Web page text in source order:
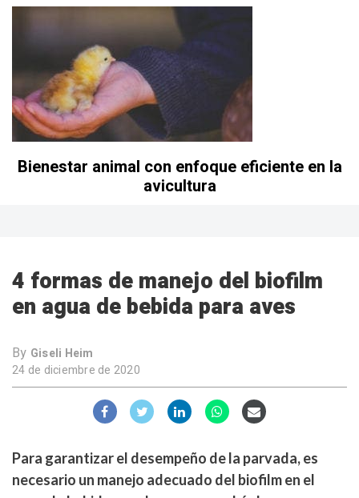
Bienestar animal con enfoque eficiente en la
avicultura
4 formas de manejo del biofilm
en agua de bebida para aves
By Giseli Heim
24 de diciembre de 2020
Para garantizar el desempeño de la parvada, es
necesario un manejo adecuado del biofilm en el